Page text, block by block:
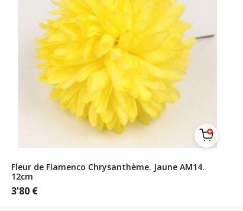
Fleur de Flamenco Chrysanthème. Jaune AM14.
12cm
3'80 €